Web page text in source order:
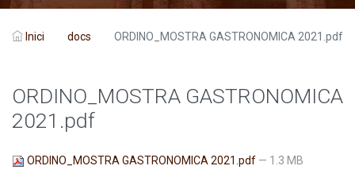
Inici docs ORDINO_MOSTRA GASTRONOMICA 2021.pdf
ORDINO_MOSTRA GASTRONOMICA
2021.pdf
ORDINO_MOSTRA GASTRONOMICA 2021.pdf — 1.3 MB